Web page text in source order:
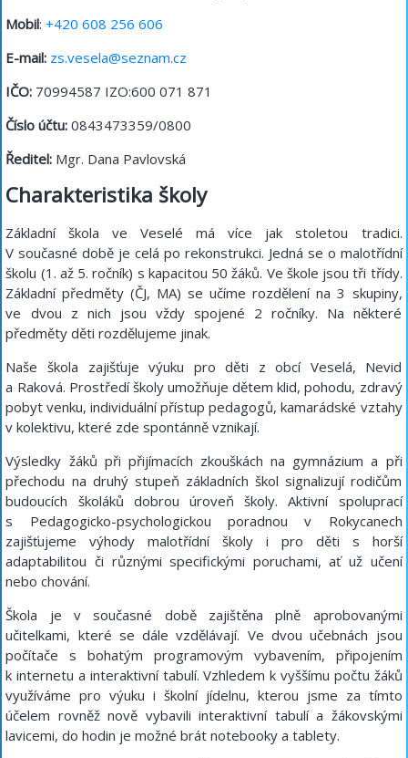
Mobil:+420 608 256 606
E-mail: zs.vesela@seznam.cz
IČO: 70994587 IZO:600 071 871
Číslo účtu: 0843473359/0800
Ředitel: Mgr. Dana Pavlovská
Charakteristika školy
Základní škola ve Veselé má více jak stoletou tradici.
V současné době je celá po rekonstrukci. Jedná se o malotřídní
školu (1. až 5. ročník) s kapacitou 50 žáků. Ve škole jsou tři třídy.
Základní předměty (ČJ, MA) se učíme rozdělení na 3 skupiny,
ve dvou z nich jsou vždy spojené 2 ročníky. Na některé
předměty děti rozdělujeme jinak.
Naše škola zajišťuje výuku pro děti z obcí Veselá, Nevid
a Raková. Prostředí školy umožňuje dětem klid, pohodu, zdravý
pobyt venku, individuální přístup pedagogů, kamarádské vztahy
v kolektivu, které zde spontánně vznikají.
Výsledky žáků při přijímacích zkouškách na gymnázium a při
přechodu na druhý stupeň základních škol signalizují rodičům
budoucích školáků dobrou úroveň školy. Aktivní spoluprací
s Pedagogicko-psychologickou poradnou v Rokycanech
zajišťujeme výhody malotřídní školy i pro děti s horší
adaptabilitou či různými specifickými poruchami, ať už učení
nebo chování.
Škola je v současné době zajištěna plně aprobovanými
učitelkami, které se dále vzdělávají. Ve dvou učebnách jsou
počítače s bohatým programovým vybavením, připojením
k internetu a interaktivní tabulí. Vzhledem k vyššímu počtu žáků
využíváme pro výuku i školní jídelnu, kterou jsme za tímto
účelem rovněž nově vybavili interaktivní tabulí a žákovskými
lavicemi, do hodin je možné brát notebooky a tablety.